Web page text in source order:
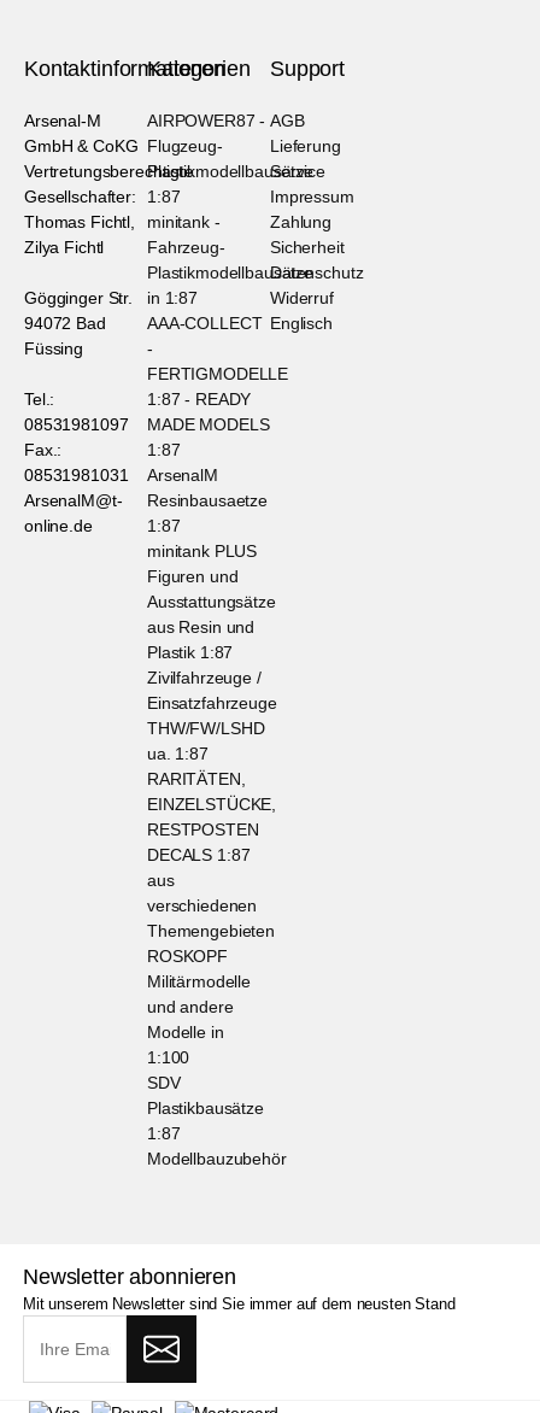
Kontaktinformationen
Arsenal-M
GmbH & CoKG
Vertretungsberechtigte
Gesellschafter:
Thomas Fichtl,
Zilya Fichtl
Gögginger Str.
94072 Bad
Füssing
Tel.:
08531981097
Fax.:
08531981031
ArsenalM@t-
online.de
Kategorien
AIRPOWER87 -
Flugzeug-
Plastikmodellbausätze
1:87
minitank -
Fahrzeug-
Plastikmodellbausätze
in 1:87
AAA-COLLECT
-
FERTIGMODELLE
1:87 - READY
MADE MODELS
1:87
ArsenalM
Resinbausaetze
1:87
minitank PLUS
Figuren und
Ausstattungsätze
aus Resin und
Plastik 1:87
Zivilfahrzeuge /
Einsatzfahrzeuge
THW/FW/LSHD
ua. 1:87
RARITÄTEN,
EINZELSTÜCKE,
RESTPOSTEN
DECALS 1:87
aus
verschiedenen
Themengebieten
ROSKOPF
Militärmodelle
und andere
Modelle in
1:100
SDV
Plastikbausätze
1:87
Modellbauzubehör
Support
AGB
Lieferung
Service
Impressum
Zahlung
Sicherheit
Datenschutz
Widerruf
Englisch
Newsletter abonnieren
Mit unserem Newsletter sind Sie immer auf dem neusten Stand